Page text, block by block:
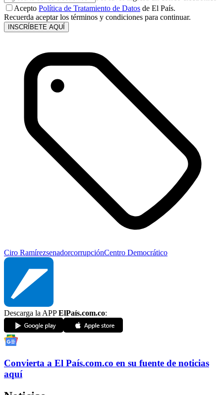
Acepto Política de Tratamiento de Datos de El País.
Recuerda aceptar los términos y condiciones para continuar.
INSCRÍBETE AQUÍ
Ciro RamírezsenadorcorrupciónCentro Democrático
Descarga la APPElPaís.com.co:
Convierta a El País.com.co en su fuente de noticias
aquí